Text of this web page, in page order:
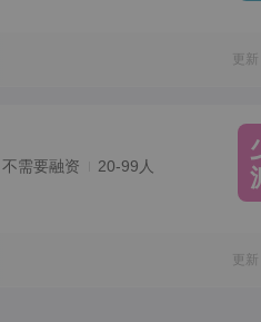
更
不需要融资 20-99人
更